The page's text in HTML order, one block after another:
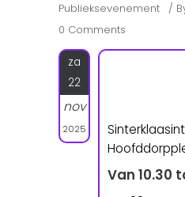
Publieksevenement
0 Comments
za
22
nov
2025
Van 10.30